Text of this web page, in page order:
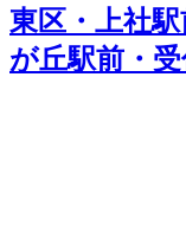
東区・上社
が丘駅前・